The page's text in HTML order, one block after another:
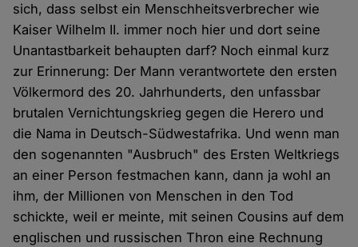
sich, dass selbst ein Menschheitsverbrecher wie
Kaiser Wilhelm II. immer noch hier und dort seine
Unantastbarkeit behaupten darf? Noch einmal kurz
zur Erinnerung: Der Mann verantwortete den ersten
Völkermord des 20. Jahrhunderts, den unfassbar
brutalen Vernichtungskrieg gegen die Herero und
die Nama in Deutsch-Südwestafrika. Und wenn man
den sogenannten "Ausbruch" des Ersten Weltkriegs
an einer Person festmachen kann, dann ja wohl an
ihm, der Millionen von Menschen in den Tod
schickte, weil er meinte, mit seinen Cousins auf dem
englischen und russischen Thron eine Rechnung